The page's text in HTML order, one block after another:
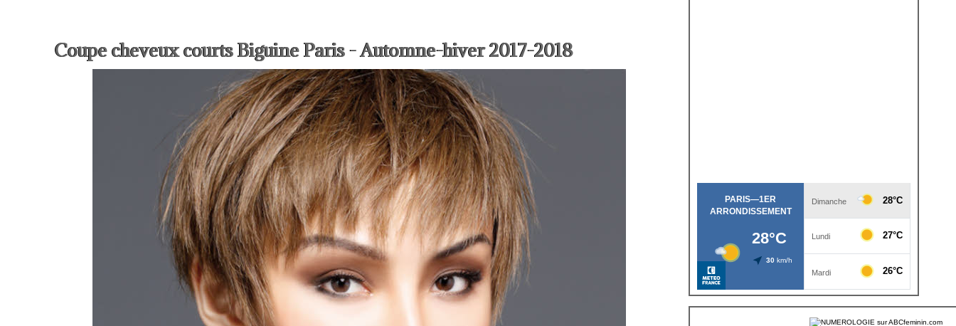
Coupe cheveux courts Biguine Paris - Automne-hiver 2017-2018